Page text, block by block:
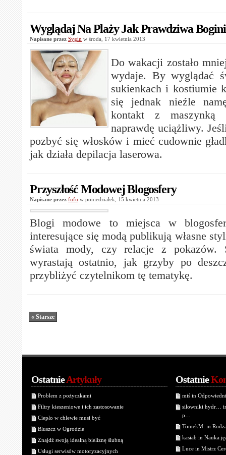
Wyglądaj Na Plaży Jak Prawdziwa Bogini
Napisane przez Sygin w środa, 17 kwietnia 2013
Do wakacji zostało
wydaje. By wyglądać
sukienkach i kostiumie
się jednak nieźle
kontakt z
naprawdę uciążliwy.
pozbyć się włosków i mieć cudownie
jak działa depilacja laserowa.
Przyszłość Modowej Blogosfery
Napisane przez fufu w poniedziałek, 15 kwietnia 2013
Blogi modowe to miejsca w
interesujące się modą publikują własne
świata mody, czy relacje z pokazów.
wyrastają ostatnio, jak grzyby po
przybliżyć czytelnikom tę tematykę.
« Starsze
OstatnieArtykuły
Problem z pożyczkami
Filtry kieszeniowe i ich zastosowanie
Ciepło w chlewie musi być
Bluszcz w Ogrodzie
Znajdź swoją idealną bieliznę ślubną
Usługi serwisów motoryzacyjnych
Ostatnie
miś in
siłowniki hydr…
p…
TomekM. in
kasiab in Nauka
Luce in Mistrz